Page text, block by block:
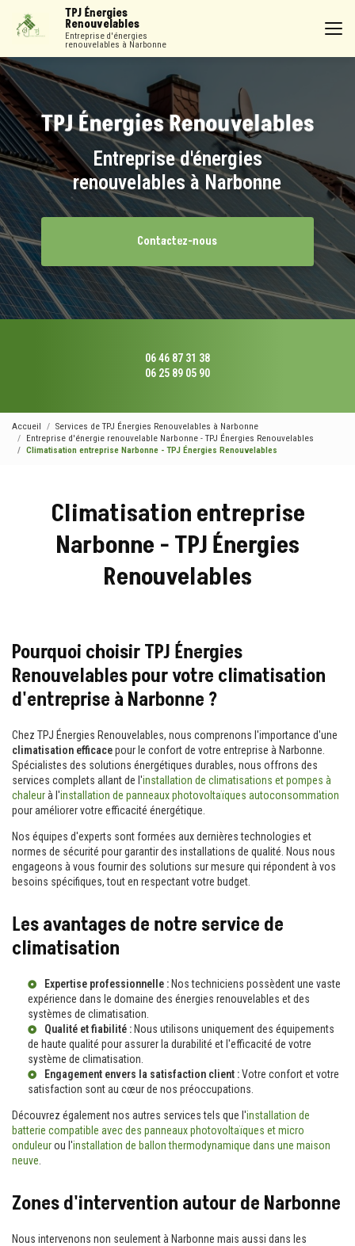
contenu
TPJ Énergies
Renouvelables
Entreprise d'énergies
renouvelables à Narbonne
Entreprise d'énergies
renouvelables à Narbonne
Contactez-nous
06 46 87 31 38
06 25 89 05 90
Accueil
Services de TPJ Énergies Renouvelables à Narbonne
Entreprise d'énergie renouvelable Narbonne - TPJ Énergies Renouvelables
Climatisation entreprise Narbonne - TPJ Énergies Renouvelables
Climatisation entreprise
Narbonne - TPJ Énergies
Renouvelables
Pourquoi choisir TPJ Énergies
Renouvelables pour votre climatisation
d'entreprise à Narbonne ?
Chez TPJ Énergies Renouvelables, nous comprenons l'importance d'une
climatisation efficacepour le confort de votre entreprise à Narbonne.
Spécialistes des solutions énergétiques durables, nous offrons des
services complets allant de l'installation de climatisations et pompes à
chaleurà l'installation de panneaux photovoltaïques autoconsommation
pour améliorer votre efficacité énergétique.
Nos équipes d'experts sont formées aux dernières technologies et
normes de sécurité pour garantir des installations de qualité. Nous nous
engageons à vous fournir des solutions sur mesure qui répondent à vos
besoins spécifiques, tout en respectant votre budget.
Les avantages de notre service de
climatisation
Expertise professionnelle : Nos techniciens possèdent une vaste
expérience dans le domaine des énergies renouvelables et des
systèmes de climatisation.
Qualité et fiabilité : Nous utilisons uniquement des équipements
de haute qualité pour assurer la durabilité et l'efficacité de votre
système de climatisation.
Engagement envers la satisfaction client :Votre confort et votre
satisfaction sont au cœur de nos préoccupations.
Découvrez également nos autres services tels que l'installation de
batterie compatible avec des panneaux photovoltaïques et micro
onduleurou l'installation de ballon thermodynamique dans une maison
neuve
Zones d'intervention autour de Narbonne
Nous intervenons non seulement à Narbonne mais aussi dans les